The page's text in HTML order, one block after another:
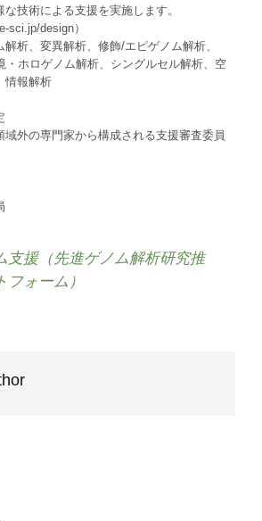
技術による支援を実施します。
sci.jp/design）
析、変異解析、修飾/エピゲノム解析、
・ホロゲノム解析、シングルセル解析、空
情報解析
域外の専門家から構成される支援審査委員
支援（先進ゲノム解析研究推
フォーム）